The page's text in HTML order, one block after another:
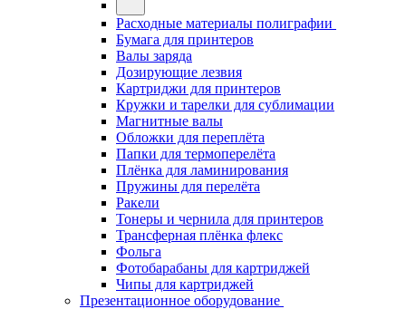
Расходные материалы полиграфии
Бумага для принтеров
Валы заряда
Дозирующие лезвия
Картриджи для принтеров
Кружки и тарелки для сублимации
Магнитные валы
Обложки для переплёта
Папки для термоперелёта
Плёнка для ламинирования
Пружины для перелёта
Ракели
Тонеры и чернила для принтеров
Трансферная плёнка флекс
Фольга
Фотобарабаны для картриджей
Чипы для картриджей
Презентационное оборудование